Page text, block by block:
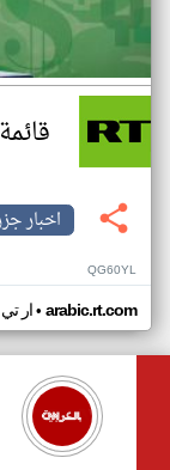
اخبار
QG60YL
ار• arabic.rt.com